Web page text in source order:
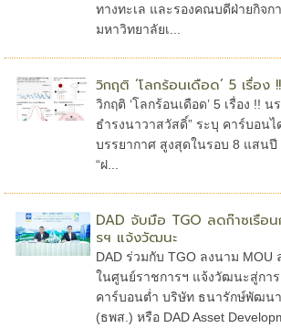
ทางทะเล และรองคณบดีฝ่ายกิจก
มหาวิทยาลัยเ...
วิกฤติ ‘โลกร้อนเดือด’ 5 เรื่อง
วิกฤติ ‘โลกร้อนเดือด’ 5 เรื่อง !!
ธำรงนาวาสวัสดิ์” ระบุ คาร์บอน
บรรยากาศ สูงสุดในรอบ 8 แสนปี
“ฝ...
DAD จับมือ TGO ลดก๊าซเรือน
รฯ แจ้งวัฒนะ
DAD ร่วมกับ TGO ลงนาม MOU
ในศูนย์ราชการฯ แจ้งวัฒนะสู่กา
คาร์บอนต่ำ บริษัท ธนารักษ์พัฒน
(ธพส.) หรือ DAD Asset